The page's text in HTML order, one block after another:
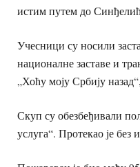
истим путем до
Учесници су носили
националне заставе и
„Хоћу моју Србију
Скуп су обезбеђивали
услуга“. Протекао је без